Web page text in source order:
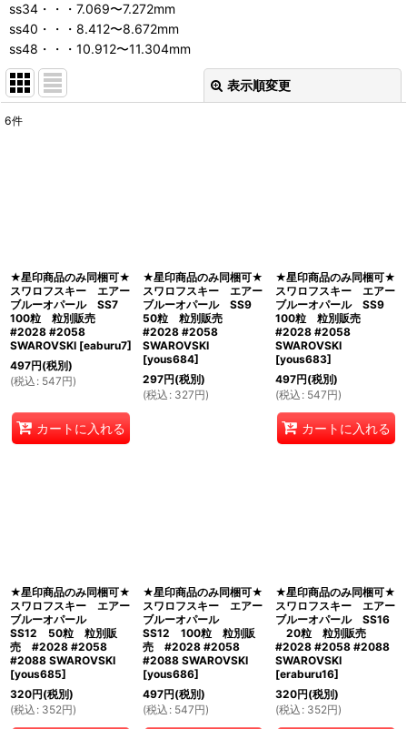
ss34・・・7.069〜7.272mm
ss40・・・8.412〜8.672mm
ss48・・・10.912〜11.304mm
表示順変更
6件
★星印商品のみ同梱可★
スワロフスキー エアー
ブルーオパール SS7
100粒 粒別販売
#2028 #2058
SWAROVSKI [eaburu7]
497円(税別)
(税込 : 547円)
カートに入れる
★星印商品のみ同梱可★
スワロフスキー エアー
ブルーオパール SS9
50粒 粒別販売
#2028 #2058
SWAROVSKI
[yous684]
297円(税別)
(税込 : 327円)
★星印商品のみ同梱可★
スワロフスキー エアー
ブルーオパール SS9
100粒 粒別販売
#2028 #2058
SWAROVSKI
[yous683]
497円(税別)
(税込 : 547円)
カートに入れる
★星印商品のみ同梱可★
スワロフスキー エアー
ブルーオパール
SS12 50粒 粒別販
売 #2028 #2058
#2088 SWAROVSKI
[yous685]
320円(税別)
(税込 : 352円)
★星印商品のみ同梱可★
スワロフスキー エアー
ブルーオパール
SS12 100粒 粒別販
売 #2028 #2058
#2088 SWAROVSKI
[yous686]
497円(税別)
(税込 : 547円)
★星印商品のみ同梱可★
スワロフスキー エアー
ブルーオパール SS16
20粒 粒別販売
#2028 #2058 #2088
SWAROVSKI
[eraburu16]
320円(税別)
(税込 : 352円)